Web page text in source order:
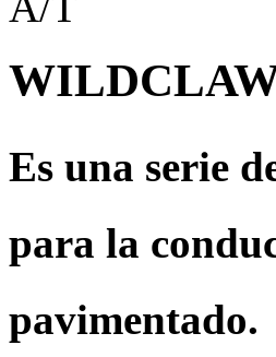
Es una serie
para la
pavimentado.